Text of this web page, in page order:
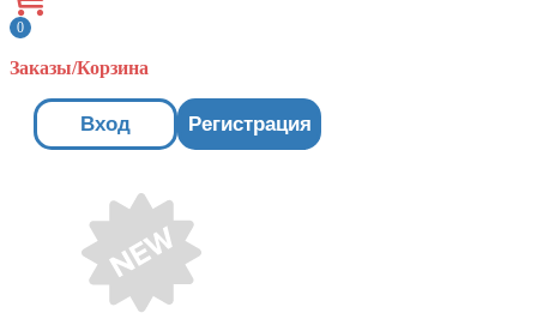
0
Заказы/Корзина
Вход Регистрация